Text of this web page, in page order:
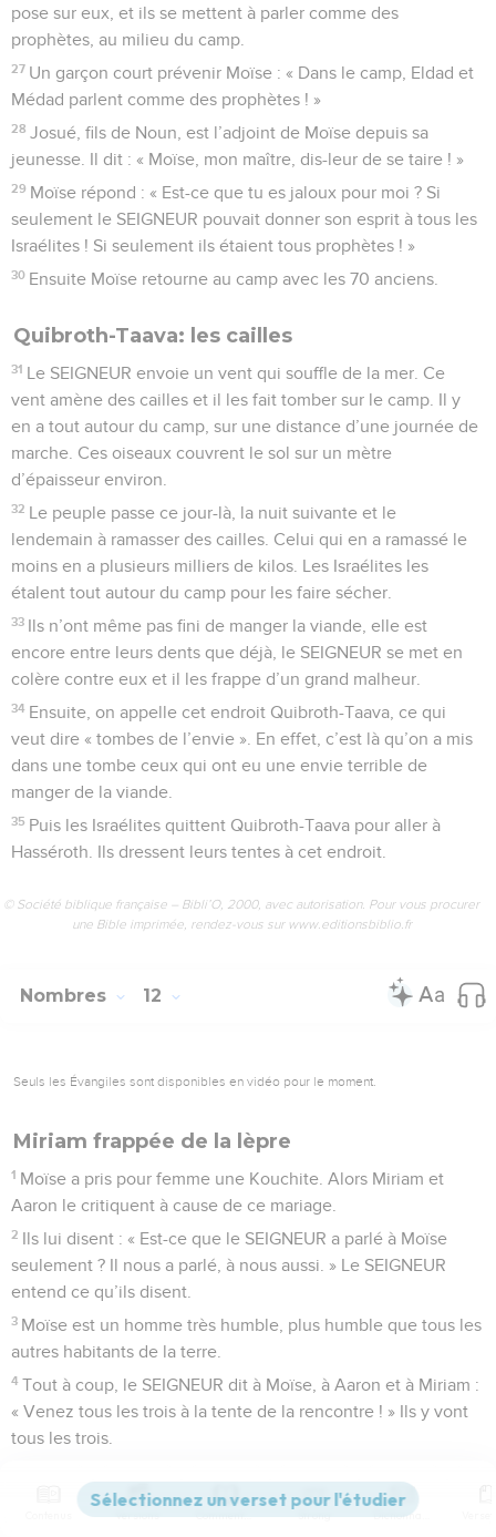
pose sur eux, et ils se mettent à parler comme des
prophètes, au milieu du camp.
27 Un garçon court prévenir Moïse : « Dans le camp, Eldad et
Médad parlent comme des prophètes ! »
28 Josué, fils de Noun, est l’adjoint de Moïse depuis sa
jeunesse. Il dit : « Moïse, mon maître, dis-leur de se taire ! »
29 Moïse répond : « Est-ce que tu es jaloux pour moi ? Si
seulement le SEIGNEUR pouvait donner son esprit à tous les
Israélites ! Si seulement ils étaient tous prophètes ! »
30 Ensuite Moïse retourne au camp avec les 70 anciens.
Quibroth-Taava: les cailles
31 Le SEIGNEUR envoie un vent qui souffle de la mer. Ce
vent amène des cailles et il les fait tomber sur le camp. Il y
en a tout autour du camp, sur une distance d’une journée de
marche. Ces oiseaux couvrent le sol sur un mètre
d’épaisseur environ.
32 Le peuple passe ce jour-là, la nuit suivante et le
lendemain à ramasser des cailles. Celui qui en a ramassé le
moins en a plusieurs milliers de kilos. Les Israélites les
étalent tout autour du camp pour les faire sécher.
33 Ils n’ont même pas fini de manger la viande, elle est
encore entre leurs dents que déjà, le SEIGNEUR se met en
colère contre eux et il les frappe d’un grand malheur.
34 Ensuite, on appelle cet endroit Quibroth-Taava, ce qui
veut dire « tombes de l’envie ». En effet, c’est là qu’on a mis
dans une tombe ceux qui ont eu une envie terrible de
manger de la viande.
35 Puis les Israélites quittent Quibroth-Taava pour aller à
Hasséroth. Ils dressent leurs tentes à cet endroit.
© Société biblique française – Bibli’O, 2000, avec autorisation. Pour vous procurer
une Bible imprimée, rendez-vous sur www.editionsbiblio.fr
Nombres 12
Seuls les Évangiles sont disponibles en vidéo pour le moment.
Miriam frappée de la lèpre
1 Moïse a pris pour femme une Kouchite. Alors Miriam et
Aaron le critiquent à cause de ce mariage.
2 Ils lui disent : « Est-ce que le SEIGNEUR a parlé à Moïse
seulement ? Il nous a parlé, à nous aussi. » Le SEIGNEUR
entend ce qu’ils disent.
3 Moïse est un homme très humble, plus humble que tous les
autres habitants de la terre.
4 Tout à coup, le SEIGNEUR dit à Moïse, à Aaron et à Miriam :
« Venez tous les trois à la tente de la rencontre ! » Ils y vont
tous les trois.
s’arrête à l’entrée de la tente. Il appelle Aaron et Miriam, et
Versions Commentaires Strong